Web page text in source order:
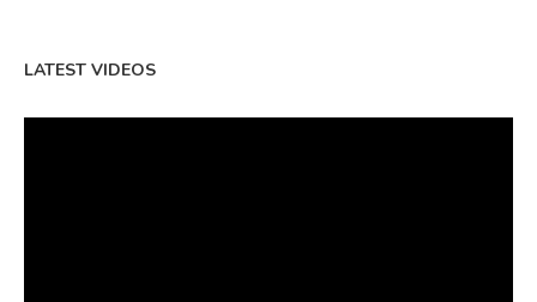
LATEST VIDEOS